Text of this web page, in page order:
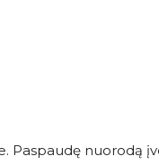
Paspaudę nuorodą